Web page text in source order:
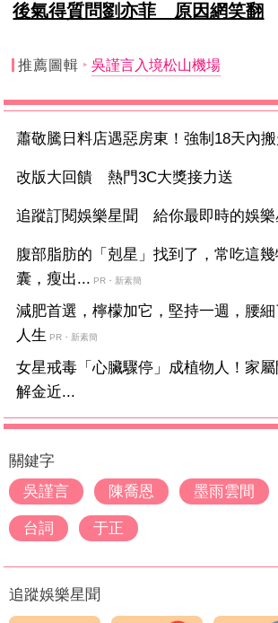
後氣得質問劉亦菲 原因網笑翻
推薦圖輯 吳謹言入境松山機場
蕭敬騰日料店遇惡房東！強制18天內
改版大回饋 熱門3C大獎接力送
追蹤訂閱娛樂星聞 給你最即時的娛樂
腹部脂肪的「剋星」找到了，常吃這
囊，瘦出... PR・新素簡
減肥首選，檸檬加它，堅持一週，腰
人生 PR・新素簡
女星戒毒「心臟驟停」成植物人！家
解金近...
關鍵字
吳謹言
陳喬恩 墨雨雲間
台詞 于正
追蹤娛樂星聞